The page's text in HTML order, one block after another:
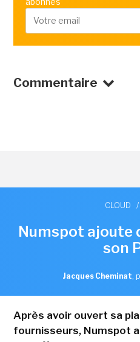
Commentaire
CLOUD /
Numspot ajoute
son
Jacques Cheminat,
Après avoir ouvert sa
fournisseurs, Numspot